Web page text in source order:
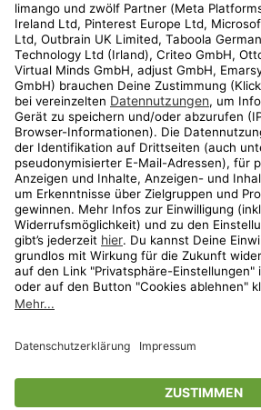
Kundenservice
Shop
Aktionen
Travel